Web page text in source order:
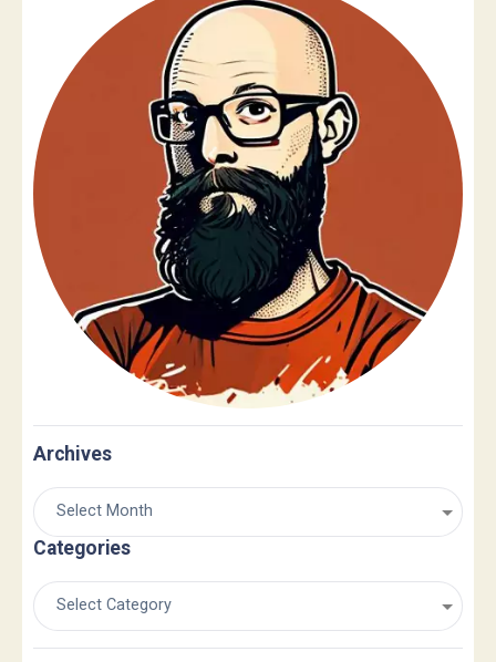
Archives
Categories